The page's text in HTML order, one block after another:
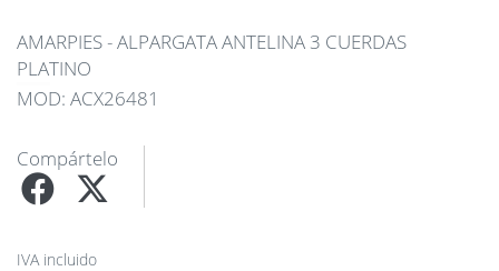
AMARPIES - ALPARGATA ANTELINA 3 CUERDAS
PLATINO
MOD: ACX26481
Compártelo
IVA incluido